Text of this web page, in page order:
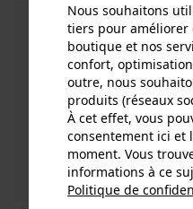
Nous souhaitons
tiers pour améliorer
boutique et nos
confort,
outre, nous
produits (réseaux
À cet effet, vous
consentement ici et
moment. Vous
informations à ce
Politique de
partager